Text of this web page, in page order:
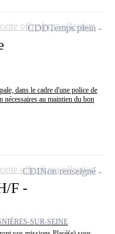
dans le cadre d'une police de
au maintien du bon
CDDTemps plein
offre à ma sélection
F -
SUR-SEINE
CDINon renseigné
offre à ma sélection